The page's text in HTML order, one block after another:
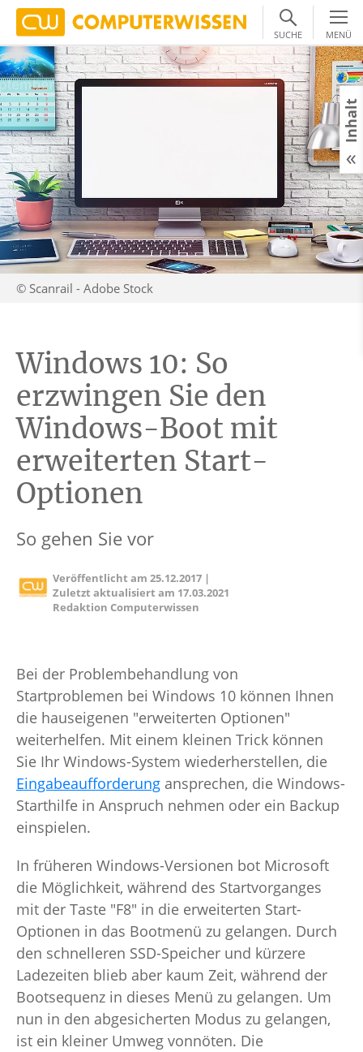
SUCHE MENÜ
© Scanrail - Adobe Stock
Windows 10: So
erzwingen Sie den
Windows-Boot mit
erweiterten Start-
Optionen
So gehen Sie vor
Veröffentlicht am25.12.2017 |
Zuletzt aktualisiert am 17.03.2021
Redaktion Computerwissen
Bei der Problembehandlung von
Startproblemen bei Windows 10 können Ihnen
die hauseigenen "erweiterten Optionen"
weiterhelfen. Mit einem kleinen Trick können
Sie Ihr Windows-System wiederherstellen, die
Eingabeaufforderung ansprechen, die Windows-
Starthilfe in Anspruch nehmen oder ein Backup
einspielen.
In früheren Windows-Versionen bot Microsoft
die Möglichkeit, während des Startvorganges
mit der Taste "F8" in die erweiterten Start-
Optionen in das Bootmenü zu gelangen. Durch
den schnelleren SSD-Speicher und kürzere
Ladezeiten blieb aber kaum Zeit, während der
Bootsequenz in dieses Menü zu gelangen. Um
nun in den abgesicherten Modus zu gelangen,
ist ein kleiner Umweg vonnöten. Die
Inhalt